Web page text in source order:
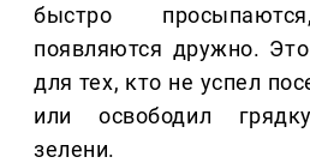
быстро
появляются дружно.
для тех, кто не успел
или освободил
зелени.